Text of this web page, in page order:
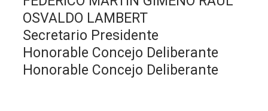
OSVALDO LAMBERT
Secretario Presidente
Honorable Concejo Deliberante
Honorable Concejo Deliberante